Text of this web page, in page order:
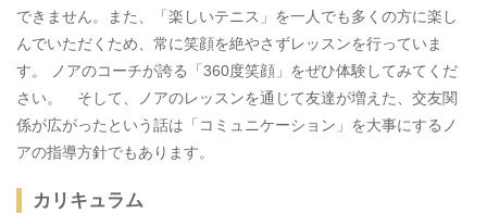
できません。また、「楽しいテニス」を一人でも多くの方に楽し
んでいただくため、常に笑顔を絶やさずレッスンを行っていま
す。 ノアのコーチが誇る「360度笑顔」をぜひ体験してみてくだ
さい。 そして、ノアのレッスンを通じて友達が増えた、交友関
係が広がったという話は「コミュニケーション」を大事にするノ
アの指導方針でもあります。
カリキュラム